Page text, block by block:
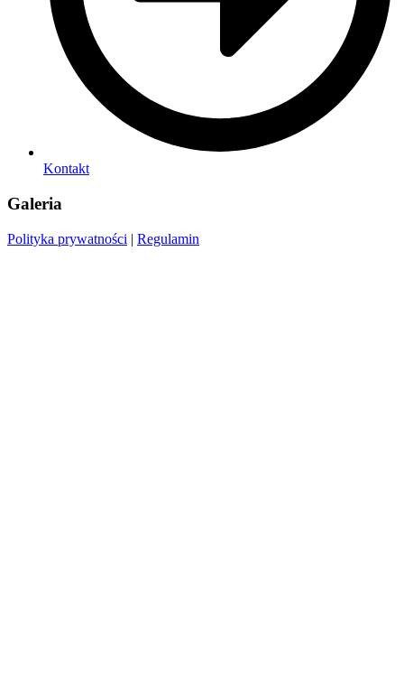
Kontakt
Galeria
Polityka prywatności | Regulamin